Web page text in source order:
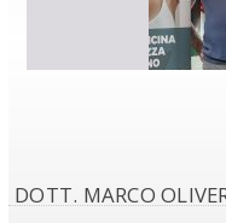
DOTT. MARCO